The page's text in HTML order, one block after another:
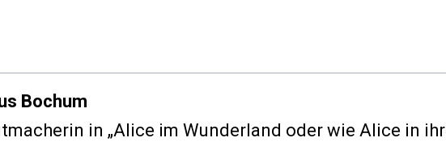
Bochum
in „Alice im Wunderland oder wie Alice in